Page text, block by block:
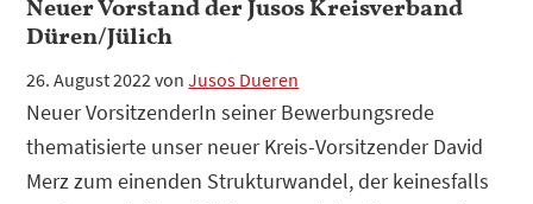
Neuer Vorstand der Jusos Kreisverband
Düren/Jülich
26. August 2022 vonJusos Dueren
Neuer VorsitzenderIn seiner Bewerbungsrede
thematisierte unser neuer Kreis-Vorsitzender David
Merz zum einenden Strukturwandel, der keinesfalls